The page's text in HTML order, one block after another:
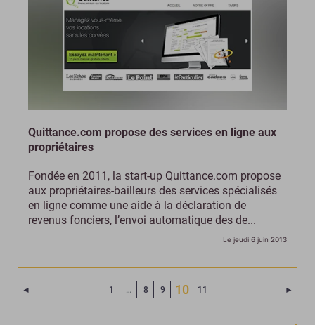
Quittance.com propose des services en ligne aux
propriétaires
Fondée en 2011, la start-up Quittance.com propose
aux propriétaires-bailleurs des services spécialisés
en ligne comme une aide à la déclaration de
revenus fonciers, l’envoi automatique des de...
Le jeudi 6 juin 2013
◄ 1 … 8 9 10(Page courante)
11 ►